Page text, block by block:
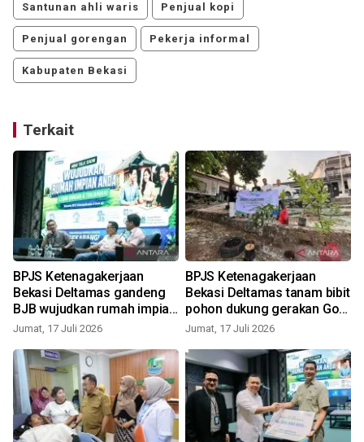
Santunan ahli waris Penjual kopi
Penjual gorengan Pekerja informal
Kabupaten Bekasi
Terkait
BPJS Ketenagakerjaan
Bekasi Deltamas gandeng
BJB wujudkan rumah impian
bagi peserta
Jumat, 17 Juli 2026
BPJS Ketenagakerjaan
Bekasi Deltamas tanam bibit
pohon dukung gerakan Go
Green
Jumat, 17 Juli 2026